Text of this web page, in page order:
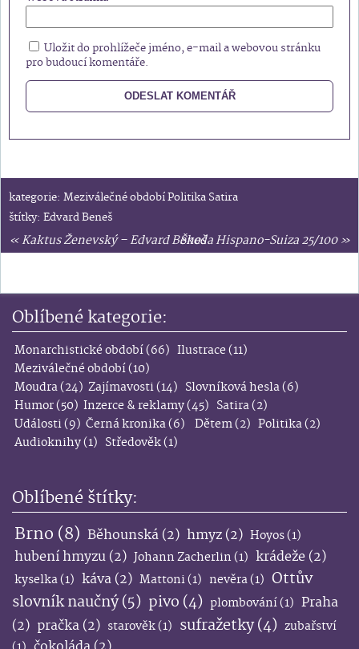
Uložit do prohlížeče jméno, e-mail a webovou stránku
pro budoucí komentáře.
kategorie: Meziválečné obdobíPolitika Satira
štítky: Edvard Beneš
«Kaktus Ženevský – Edvard BenešŠkoda Hispano-Suiza 25/100»
Oblíbené kategorie:
Monarchistické období(66) Ilustrace(11)
Meziválečné období(10)
Moudra(24) Zajímavosti(14) Slovníková hesla(6)
Humor(50) Inzerce & reklamy(45) Satira(2)
Události(9) Černá kronika(6) Dětem(2) Politika(2)
Audioknihy(1) Středověk(1)
Oblíbené štítky:
Brno (8) Běhounská (2) hmyz (2) Hoyos(1)
hubení hmyzu (2) Johann Zacherlin(1) krádeže (2)
kyselka(1) káva (2) Mattoni(1) nevěra(1) Ottův
slovník naučný(5) pivo (4) plombování(1) Praha
(2) pračka (2) starověk(1) sufražetky(4) zubařství